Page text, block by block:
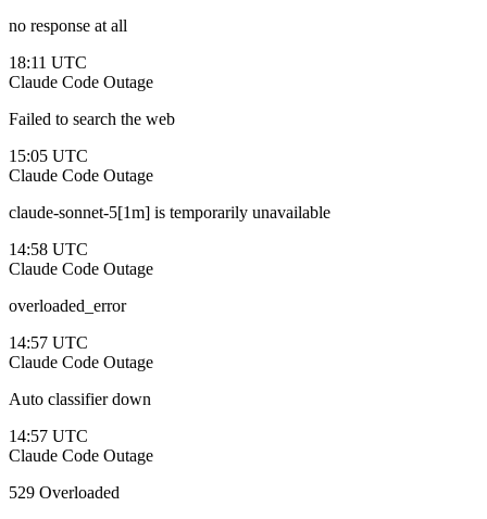
no response at all
18:11 UTC
Claude Code Outage
Failed to search the web
15:05 UTC
Claude Code Outage
claude-sonnet-5[1m] is temporarily unavailable
14:58 UTC
Claude Code Outage
overloaded_error
14:57 UTC
Claude Code Outage
Auto classifier down
14:57 UTC
Claude Code Outage
529 Overloaded